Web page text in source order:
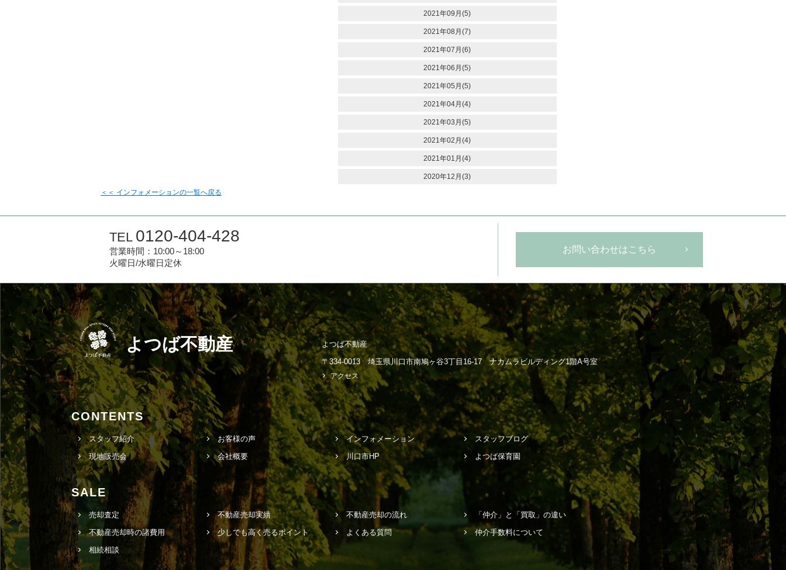
2021年09月(5)
2021年08月(7)
2021年07月(6)
2021年06月(5)
2021年05月(5)
2021年04月(4)
2021年03月(5)
2021年02月(4)
2021年01月(4)
2020年12月(3)
＜＜ インフォメーションの一覧へ戻る
TEL 0120-404-428
営業時間：10:00～18:00
火曜日/水曜日定休
お問い合わせはこちら
よつば不動産
よつば不動産
〒334-0013 埼玉県川口市南鳩ヶ谷3丁目16-17 ナカムラビルディング1階A号室
アクセス
CONTENTS
スタッフ紹介 お客様の声 インフォメーション
スタッフブログ
現地販売会
会社概要 川口市HP よつば保育園
SALE
売却査定 不動産売却実績 不動産売却の流れ
「仲介」と「買取」の違い
不動産売却時の諸費用
少しでも高く売るポイント よくある質問
仲介手数料について
相続相談